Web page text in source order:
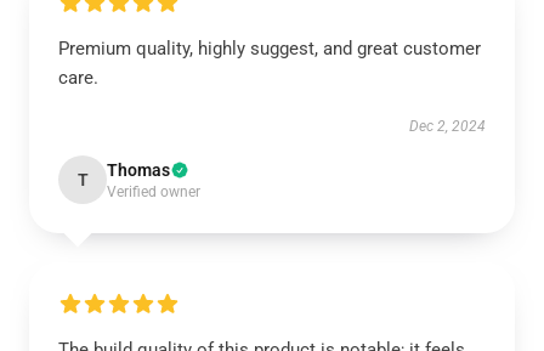
Premium quality, highly suggest, and great customer
care.
Dec 2, 2024
T Thomas
Verified owner